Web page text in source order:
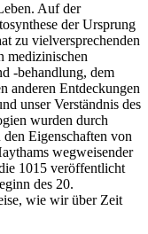
Auf der
der Ursprung
zu vielversprechenden
medizinischen
-behandlung, dem
anderen Entdeckungen
unser Verständnis des
wurden durch
Eigenschaften von
wegweisender
1015 veröffentlicht
des 20.
wie wir über Zeit